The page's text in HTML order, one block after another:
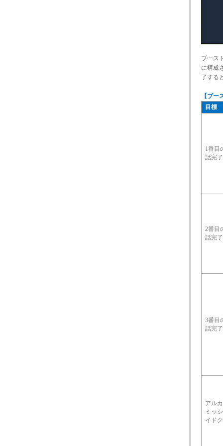
ブース
に構成
了する
【ブ
目標
1番目
話完了
2番目
話完了
3番目
話完了
アル
ミッ
イド